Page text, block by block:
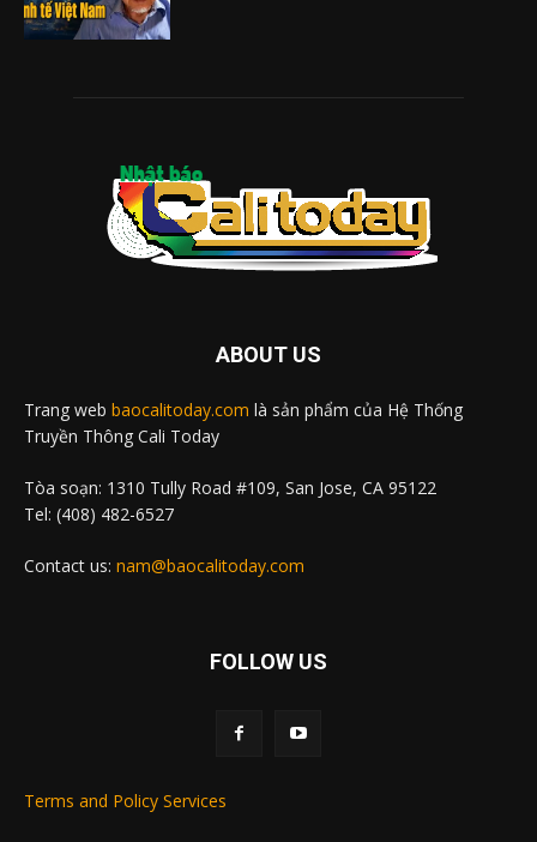
ABOUT US
Trang web baocalitoday.com là sản phẩm của Hệ Thống
Truyền Thông Cali Today
Tòa soạn: 1310 Tully Road #109, San Jose, CA 95122
Tel: (408) 482-6527
Contact us: nam@baocalitoday.com
FOLLOW US
Terms and Policy Services